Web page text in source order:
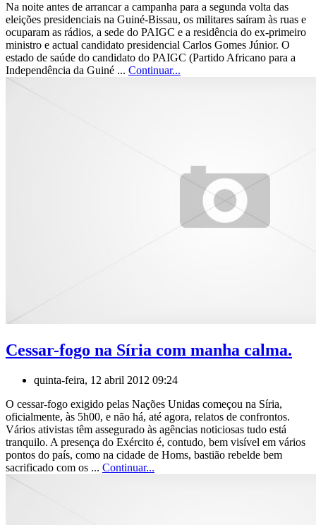
Na noite antes de arrancar a campanha para a segunda volta das
eleições presidenciais na Guiné-Bissau, os militares saíram às ruas e
ocuparam as rádios, a sede do PAIGC e a residência do ex-primeiro
ministro e actual candidato presidencial Carlos Gomes Júnior. O
estado de saúde do candidato do PAIGC (Partido Africano para a
Independência da Guiné ... Continuar...
Cessar-fogo na Síria com manha calma.
quinta-feira, 12 abril 2012 09:24
O cessar-fogo exigido pelas Nações Unidas começou na Síria,
oficialmente, às 5h00, e não há, até agora, relatos de confrontos.
Vários ativistas têm assegurado às agências noticiosas tudo está
tranquilo. A presença do Exército é, contudo, bem visível em vários
pontos do país, como na cidade de Homs, bastião rebelde bem
sacrificado com os ... Continuar...